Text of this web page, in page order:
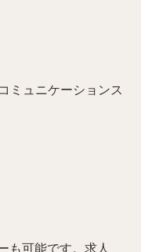
ミュニケーションス
も可能です。求人